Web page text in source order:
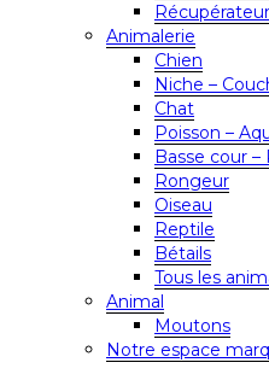
Animalerie
Chien
Niche –
Chat
Poisson –
Basse cour –
Rongeur
Oiseau
Reptile
Bétails
Tous les
Animal
Moutons
Notre espace